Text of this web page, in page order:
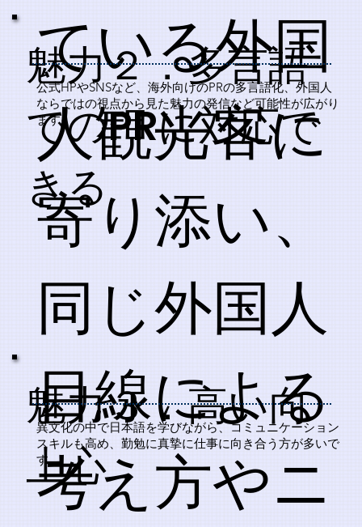
ている外国
人観光客に
寄り添い、
同じ外国人
目線による
考え方やニ
魅力２．多言語
でのPRに対応で
きる
公式HPやSNSなど、海外向けのPRの多言語化、外国人
ならではの視点から見た魅力の発信など可能性が広がり
ます。
魅力３．高い向
上心
異文化の中で日本語を学びながら、コミュニケーション
スキルも高め、勤勉に真摯に仕事に向き合う方が多いで
す。